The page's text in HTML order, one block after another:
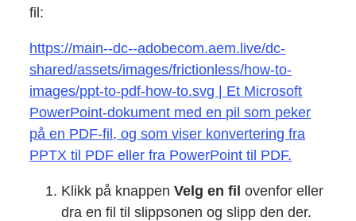
fil:
https://main--dc--adobecom.aem.live/dc-
shared/assets/images/frictionless/how-to-
images/ppt-to-pdf-how-to.svg | Et Microsoft
PowerPoint-dokument med en pil som peker
på en PDF-fil, og som viser konvertering fra
PPTX til PDF eller fra PowerPoint til PDF.
Klikk på knappenVelg en fil ovenfor eller
dra en fil til slippsonen og slipp den der.